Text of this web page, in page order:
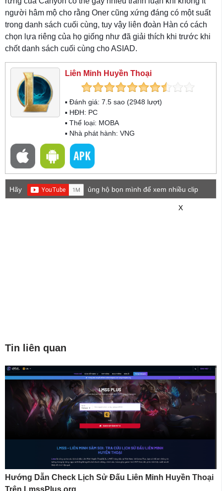
người hâm mộ cho rằng Oner cũng xứng đáng có một suất
trong danh sách cuối cùng, tuy vậy liên đoàn Hàn có cách
chọn lựa riêng của họ giống như đã giải thích khi trước khi
chốt danh sách cuối cùng cho ASIAD.
Liên Minh Huyền Thoại
▪ Đánh giá: 7.5 sao (2948 lượt)
▪ HĐH: PC
▪ Thể loại: MOBA
▪ Nhà phát hành: VNG
Hãy
ủng hộ bọn mình để xem nhiều clip
X
Tin liên quan
Hướng Dẫn Check Lịch Sử Đấu Liên Minh Huyền Thoại
Trên LmssPlus.org